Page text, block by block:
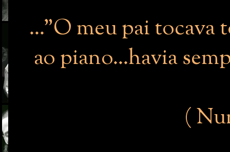
..."O meu pai
ao piano...havia
(